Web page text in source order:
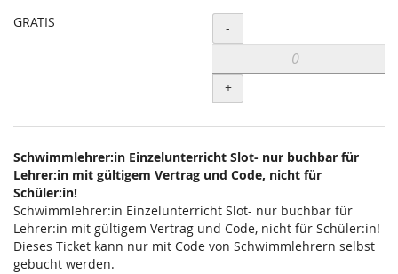
GRATIS Menge
-
+
Schwimmlehrer:in Einzelunterricht Slot- nur buchbar für
Lehrer:in mit gültigem Vertrag und Code, nicht für
Schüler:in!
Schwimmlehrer:in Einzelunterricht Slot- nur buchbar für
Lehrer:in mit gültigem Vertrag und Code, nicht für Schüler:in!
Dieses Ticket kann nur mit Code von Schwimmlehrern selbst
gebucht werden.